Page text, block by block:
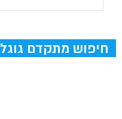
חיפוש מתקדם גוגל